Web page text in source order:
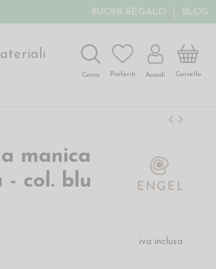
BUONI REGALO BLOG
Cerca Preferiti Accedi Carrello
manica
- col. blu
iva inclusa